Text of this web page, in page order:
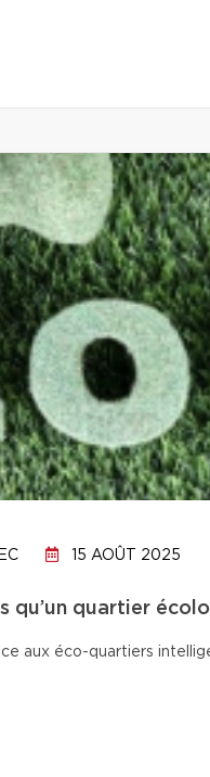
15 AOÛT 2025
qu’un quartier
aux éco-quartiers